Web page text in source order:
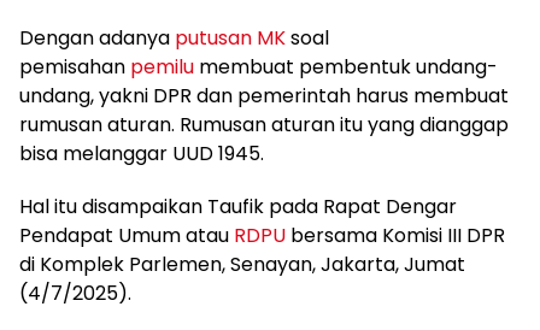
Dengan adanya putusan MKsoal
pemisahan pemilu membuat pembentuk undang-
undang, yakni DPR dan pemerintah harus membuat
rumusan aturan. Rumusan aturan itu yang dianggap
bisa melanggar UUD 1945.
Hal itu disampaikan Taufik pada Rapat Dengar
Pendapat Umum atau RDPU bersama Komisi III DPR
di Komplek Parlemen, Senayan, Jakarta, Jumat
(4/7/2025).